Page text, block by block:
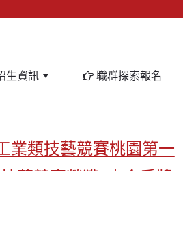
生資訊 職群探索報名
業類技藝競賽桃園第一
藝競賽榮獲1支金手獎